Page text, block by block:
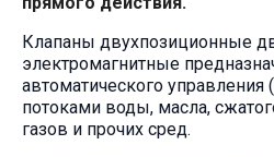
Клапаны двухпозиционные
электромагнитные
автоматического управления
потоками воды, масла,
газов и прочих сред.